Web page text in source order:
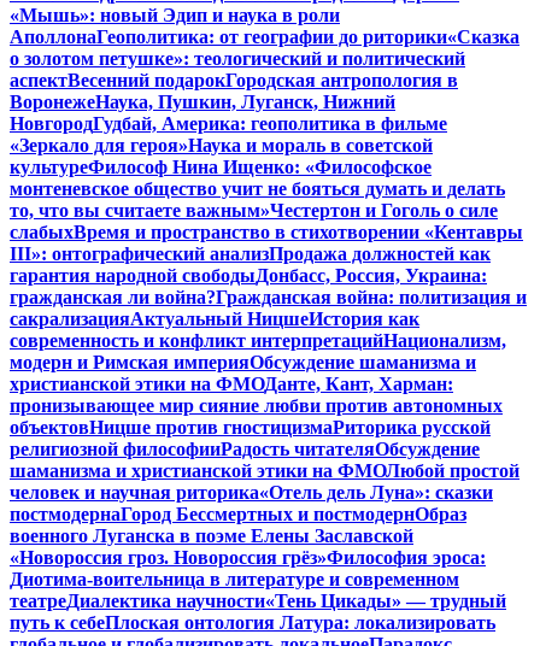
«Мышь»: новый Эдип и наука в роли
АполлонаГеополитика: от географии до риторики«Сказка
о золотом петушке»: теологический и политический
аспектВесенний подарокГородская антропология в
ВоронежеНаука, Пушкин, Луганск, Нижний
НовгородГудбай, Америка: геополитика в фильме
«Зеркало для героя»Наука и мораль в советской
культуреФилософ Нина Ищенко: «Философское
монтеневское общество учит не бояться думать и делать
то, что вы считаете важным»Честертон и Гоголь о силе
слабыхВремя и пространство в стихотворении «Кентавры
III»: онтографический анализПродажа должностей как
гарантия народной свободыДонбасс, Россия, Украина:
гражданская ли война?Гражданская война: политизация и
сакрализацияАктуальный НицшеИстория как
современность и конфликт интерпретацийНационализм,
модерн и Римская империяОбсуждение шаманизма и
христианской этики на ФМОДанте, Кант, Харман:
пронизывающее мир сияние любви против автономных
объектовНицше против гностицизмаРиторика русской
религиозной философииРадость читателяОбсуждение
шаманизма и христианской этики на ФМОЛюбой простой
человек и научная риторика«Отель дель Луна»: сказки
постмодернаГород Бессмертных и постмодернОбраз
военного Луганска в поэме Елены Заславской
«Новороссия гроз. Новороссия грёз»Философия эроса:
Диотима-воительница в литературе и современном
театреДиалектика научности«Тень Цикады» — трудный
путь к себеПлоская онтология Латура: локализировать